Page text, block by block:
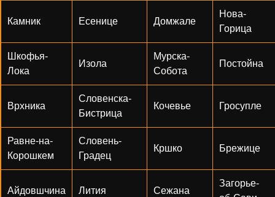
Камник Есенице Домжале
Нова-
Горица
Шкофья-
Лока
Изола
Мурска-
Собота
Постойна
Врхника
Словенска-
Бистрица
Кочевье Гросупле
Равне-на-
Корошкем
Словень-
Градец
Кршко Брежице
Айдовшчина Лития Сежана
Загорье-